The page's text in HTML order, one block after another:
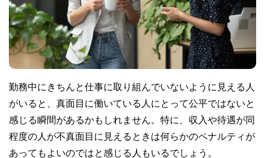
勤務中にきちんと仕事に取り組んでいないように見える人
がいると、真面目に働いている人にとって公平ではないと
感じる瞬間があるかもしれません。特に、収入や待遇が同
程度の人が不真面目に見えるときは何らかのペナルティが
あってもよいのではと感じる人もいるでしょう。